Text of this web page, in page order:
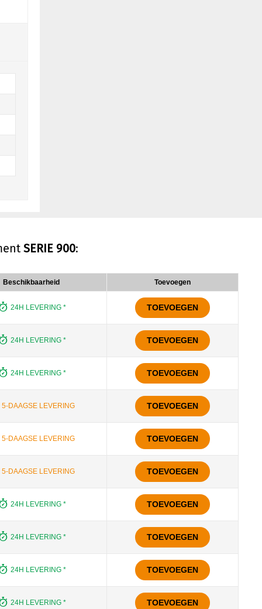
SERIE 900:
Beschikbaarheid Toevoegen
24H LEVERING * TOEVOEGEN
24H LEVERING * TOEVOEGEN
24H LEVERING * TOEVOEGEN
5-DAAGSE LEVERING TOEVOEGEN
5-DAAGSE LEVERING TOEVOEGEN
5-DAAGSE LEVERING TOEVOEGEN
24H LEVERING * TOEVOEGEN
24H LEVERING * TOEVOEGEN
24H LEVERING * TOEVOEGEN
24H LEVERING * TOEVOEGEN